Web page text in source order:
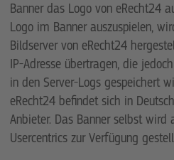
Banner das Logo von eRecht24
Logo im Banner auszuspielen,
Bildserver von eRecht24
IP-Adresse übertragen, die
in den Server-Logs gespeichert
eRecht24 befindet sich in
Anbieter. Das Banner selbst wird
Usercentrics zur Verfügung